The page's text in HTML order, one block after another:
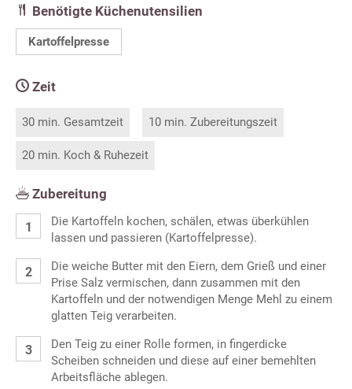
Benötigte Küchenutensilien
Kartoffelpresse
Zeit
30 min. Gesamtzeit 10 min. Zubereitungszeit
20 min. Koch & Ruhezeit
Zubereitung
Die Kartoffeln kochen, schälen, etwas überkühlen
lassen und passieren (Kartoffelpresse).
Die weiche Butter mit den Eiern, dem Grieß und einer
Prise Salz vermischen, dann zusammen mit den
Kartoffeln und der notwendigen Menge Mehl zu einem
glatten Teig verarbeiten.
Den Teig zu einer Rolle formen, in fingerdicke
Scheiben schneiden und diese auf einer bemehlten
Arbeitsfläche ablegen.